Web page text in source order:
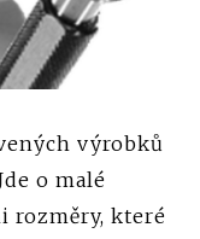
výrobků
o malé
rozměry, které